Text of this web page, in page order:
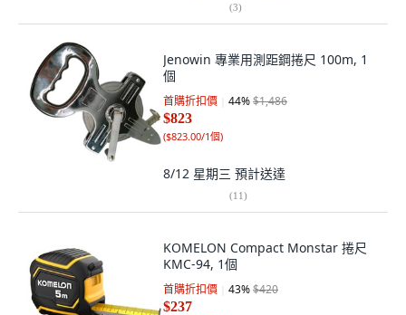
(3)
Jenowin 專業用測距鋼捲尺 100m, 1
個
首購折扣價 44%$1,486
$823
($823.00/1個)
8/12 星期三 預計送達
(11)
KOMELON Compact Monstar 捲尺
KMC-94, 1個
首購折扣價 43%$420
$237